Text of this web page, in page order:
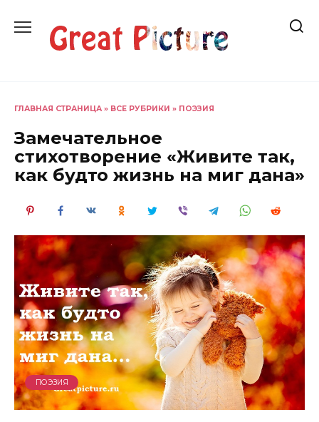
содержанию
ГЛАВНАЯ СТРАНИЦА » ВСЕ РУБРИКИ » ПОЭЗИЯ
Замечательное
стихотворение «Живите так,
как будто жизнь на миг дана»
ПОЭЗИЯ